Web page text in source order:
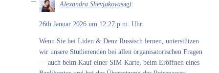
Alexandra Shevjakovasagt:
26th Januar 2026 um 12:27 p.m. Uhr
Wenn Sie bei Liden & Denz Russisch lernen, unterstützen
wir unsere Studierenden bei allen organisatorischen Fragen
— auch beim Kauf einer SIM-Karte, beim Eröffnen eines